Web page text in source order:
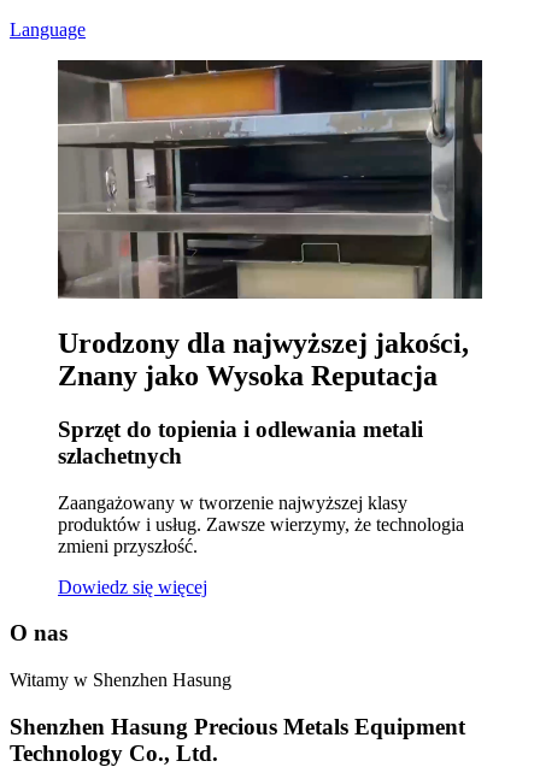
Language
Urodzony dla najwyższej jakości,
Znany jako Wysoka Reputacja
Sprzęt do topienia i odlewania metali
szlachetnych
Zaangażowany w tworzenie najwyższej klasy
produktów i usług. Zawsze wierzymy, że technologia
zmieni przyszłość.
Dowiedz się więcej
O nas
Witamy w Shenzhen Hasung
Shenzhen Hasung Precious Metals Equipment
Technology Co., Ltd.